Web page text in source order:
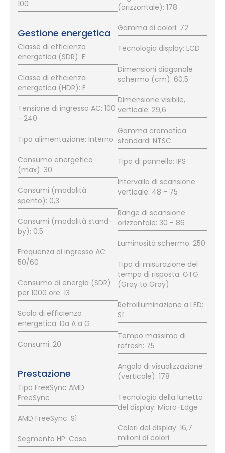
100
Gestione energetica
Classe di efficienza
energetica (SDR): E
Classe di efficienza
energetica (HDR): E
Tensione di ingresso AC: 100
- 240
Tipo alimentazione: Interno
Consumo energetico
(max): 30
Consumi (modalità
spento): 0,3
Consumi (modalità stand-
by): 0,5
Frequenza di ingresso AC:
50/60
Consumo di energia (SDR)
per 1000 ore: 13
Scala di efficienza
energetica: Da A a G
Consumi: 20
Prestazione
Tipo FreeSync AMD:
FreeSync
AMD FreeSync: Sì
Segmento HP: Casa
(orizzontale): 178
Gamma di colori: 72
Tecnologia display: LCD
Dimensioni diagonale
schermo (cm): 60,5
Dimensione visibile,
verticale: 29,6
Gamma cromatica
standard: NTSC
Tipo di pannello: IPS
Intervallo di scansione
verticale: 48 - 75
Range di scansione
orizzontale: 30 - 86
Luminosità schermo: 250
Tipo di misurazione del
tempo di risposta: GTG
(Gray to Gray)
Retroilluminazione a LED:
Sì
Tempo massimo di
refresh: 75
Angolo di visualizzazione
(verticale): 178
Tecnologia della lunetta
del display: Micro-Edge
Colori del display: 16,7
milioni di colori